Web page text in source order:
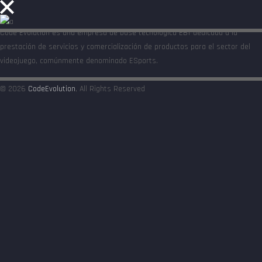
Code Evolution es una empresa de base tecnológica EBT dedicada a la
prestación de servicios y comercialización de productos para el sector del
videojuego, comúnmente denominado ESports.
© 2026 CodeEvolution, All Rights Reserved